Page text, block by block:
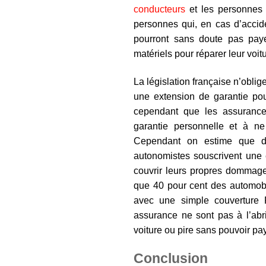
conducteurs et les personnes
personnes qui, en cas
pourront sans doute pas
matériels pour réparer leur
La législation française
une extension de garantie
cependant que les
garantie personnelle et à
Cependant on estime que
autonomistes souscrivent
couvrir leurs propres
que 40 pour cent des
avec une simple couverture
assurance ne sont pas à
voiture ou pire sans pouvoir
Conclusion